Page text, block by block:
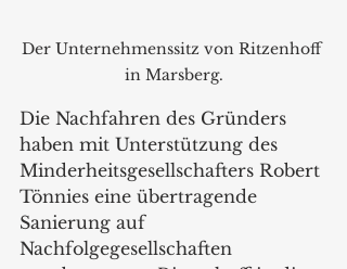
Der Unternehmenssitz von Ritzenhoff
in Marsberg.
Die Nachfahren des Gründers
haben mit Unterstützung des
Minderheitsgesellschafters Robert
Tönnies eine übertragende
Sanierung auf
Nachfolgegesellschaften